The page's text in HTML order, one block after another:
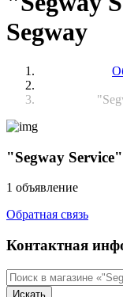
Segway
"Segway
1 объявление
Обратная связь
Контактная
Искать